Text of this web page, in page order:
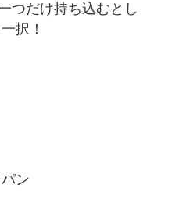
つだけ持ち込むとし
択！
ン